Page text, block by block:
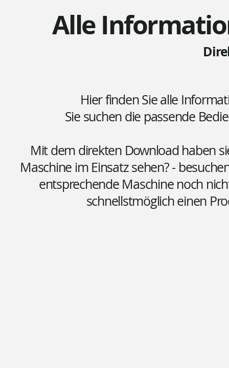
Alle
Hier finden Sie alle
Sie suchen die passende
Mit dem direkten Download haben
Maschine im Einsatz sehen? -
entsprechende Maschine noch
schnellstmöglich einen